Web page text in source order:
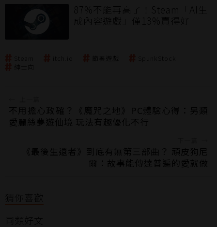
87%不能再高了！Steam「AI生
成內容遊戲」僅13%賣得好
節奏遊戲
紳士向
不用擔心政確？《魔咒之地》PC體驗心得：另類
愛麗絲夢遊仙境 玩法有趣優化不行
《最後生還者》到底有無第三部曲？ 頑皮狗尼
爾：故事能傳達普遍的愛就做
猜你喜歡
同類好文